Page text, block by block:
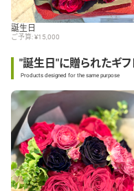
誕生日
ご予算: ¥15,000
"誕生日"に贈られたギフ
Products designed for the same purpose